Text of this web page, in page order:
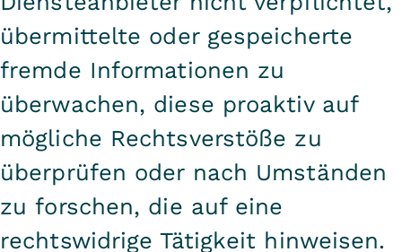
übermittelte oder gespeicherte
fremde Informationen zu
überwachen, diese proaktiv auf
mögliche Rechtsverstöße zu
überprüfen oder nach Umständen
zu forschen, die auf eine
rechtswidrige Tätigkeit hinweisen.